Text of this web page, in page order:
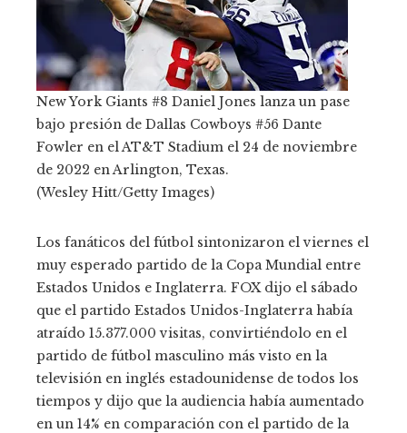
New York Giants #8 Daniel Jones lanza un pase
bajo presión de Dallas Cowboys #56 Dante
Fowler en el AT&T Stadium el 24 de noviembre
de 2022 en Arlington, Texas.
(Wesley Hitt/Getty Images)
Los fanáticos del fútbol sintonizaron el viernes el
muy esperado partido de la Copa Mundial entre
Estados Unidos e Inglaterra. FOX dijo el sábado
que el partido Estados Unidos-Inglaterra había
atraído 15.377.000 visitas, convirtiéndolo en el
partido de fútbol masculino más visto en la
televisión en inglés estadounidense de todos los
tiempos y dijo que la audiencia había aumentado
en un 14% en comparación con el partido de la